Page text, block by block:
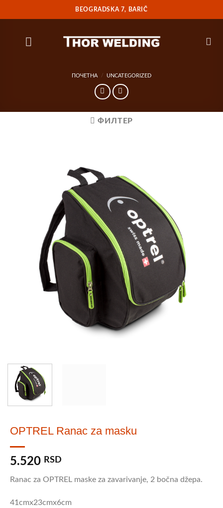
на
BEOGRADSKA 7, BARIČ
ПОЧЕТНА / UNCATEGORIZED
ФИЛТЕР
OPTREL Ranac za masku
5.520 RSD
Ranac za OPTREL maske za zavarivanje, 2 bočna džepa.
41cmx23cmx6cm